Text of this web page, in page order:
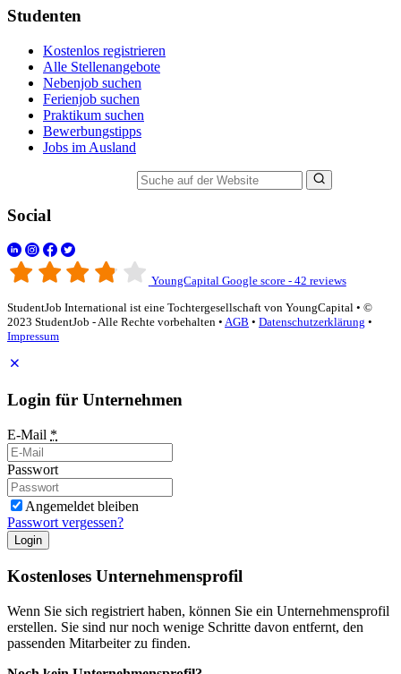
Studenten
Kostenlos registrieren
Alle Stellenangebote
Nebenjob suchen
Ferienjob suchen
Praktikum suchen
Bewerbungstipps
Jobs im Ausland
Social
YoungCapital Google score - 42 reviews
StudentJob International ist eine Tochtergesellschaft von YoungCapital • ©
2023 StudentJob - Alle Rechte vorbehalten • AGB • Datenschutzerklärung •
Impressum
Login für Unternehmen
E-Mail *
Passwort
Angemeldet bleiben
Passwort vergessen?
Login
Kostenloses Unternehmensprofil
Wenn Sie sich registriert haben, können Sie ein Unternehmensprofil
erstellen. Sie sind nur noch wenige Schritte davon entfernt, den
passenden Mitarbeiter zu finden.